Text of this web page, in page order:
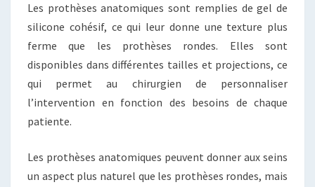
Les prothèses anatomiques sont remplies de gel de
silicone cohésif, ce qui leur donne une texture plus
ferme que les prothèses rondes. Elles sont
disponibles dans différentes tailles et projections, ce
qui permet au chirurgien de personnaliser
l’intervention en fonction des besoins de chaque
patiente.
Les prothèses anatomiques peuvent donner aux seins
un aspect plus naturel que les prothèses rondes, mais